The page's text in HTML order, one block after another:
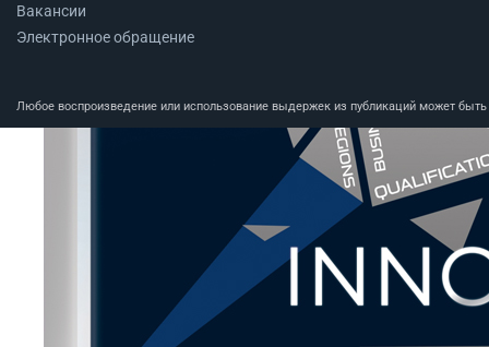
Вакансии
Электронное обращение
Любое воспроизведение или использование выдержек из публикаций может